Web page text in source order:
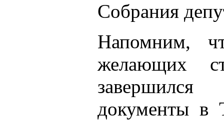
Собрания
Напомним,
желающих
документы